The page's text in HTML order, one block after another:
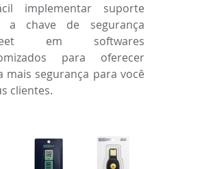
implementar suporte
a chave de segurança
em softwares
para oferecer
mais segurança para você
clientes.